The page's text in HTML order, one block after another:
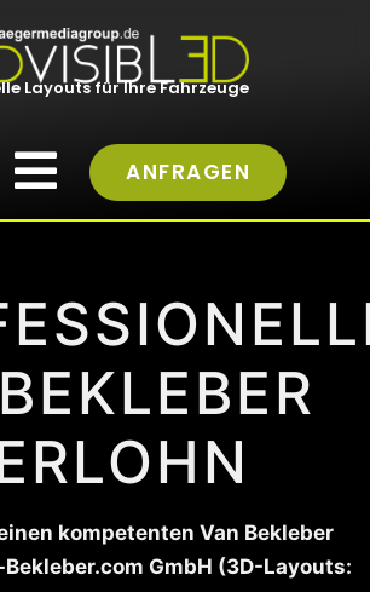
Layouts für Ihre Fahrzeuge
ANFRAGEN
kompetenten Van Bekleber
GmbH (3D-Layouts: